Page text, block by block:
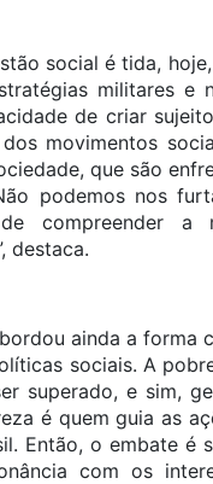
social é tida,
militares e
de criar
movimentos
que são
podemos nos
compreender a
destaca.
ainda a forma
sociais. A
superado, e sim,
é quem guia as
Então, o embate é
com os